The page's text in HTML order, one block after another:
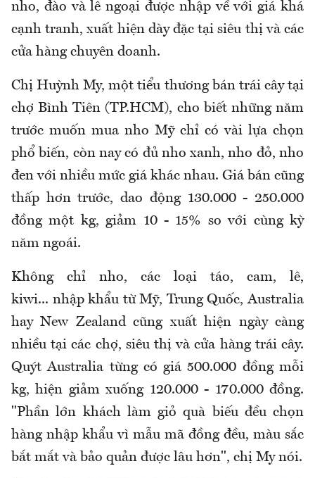
nho, đào và lê ngoại được nhập về với giá khá
cạnh tranh, xuất hiện dày đặc tại siêu thị và các
cửa hàng chuyên doanh.
Chị Huỳnh My, một tiểu thương bán trái cây tại
chợ Bình Tiên (TP.HCM), cho biết những năm
trước muốn mua nho Mỹ chỉ có vài lựa chọn
phổ biến, còn nay có đủ nho xanh, nho đỏ, nho
đen với nhiều mức giá khác nhau. Giá bán cũng
thấp hơn trước, dao động 130.000 - 250.000
đồng một kg, giảm 10 - 15% so với cùng kỳ
năm ngoái.
Không chỉ nho, các loại táo, cam, lê,
kiwi... nhập khẩu từ Mỹ, Trung Quốc, Australia
hay New Zealand cũng xuất hiện ngày càng
nhiều tại các chợ, siêu thị và cửa hàng trái cây.
Quýt Australia từng có giá 500.000 đồng mỗi
kg, hiện giảm xuống 120.000 - 170.000 đồng.
"Phần lớn khách làm giỏ quà biếu đều chọn
hàng nhập khẩu vì mẫu mã đồng đều, màu sắc
bắt mắt và bảo quản được lâu hơn", chị My nói.